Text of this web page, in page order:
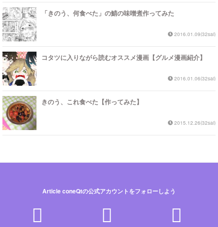
「きのう、何食べた」の鯖の味噌煮作ってみた
2016.01.09(32sai)
コタツに入りながら読むオススメ漫画【グルメ漫画紹介】
2016.01.06(32sai)
きのう、これ食べた【作ってみた】
2015.12.26(32sai)
Article coneQtの公式アカウントをフォローしよう